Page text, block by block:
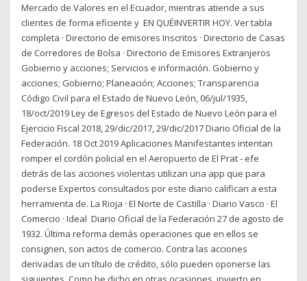
Mercado de Valores en el Ecuador, mientras atiende a sus
clientes de forma eficiente y EN QUÉINVERTIR HOY. Ver tabla
completa · Directorio de emisores Inscritos · Directorio de Casas
de Corredores de Bolsa · Directorio de Emisores Extranjeros
Gobierno y acciones; Servicios e información. Gobierno y
acciones; Gobierno; Planeación; Acciones; Transparencia
Código Civil para el Estado de Nuevo León, 06/jul/1935,
18/oct/2019 Ley de Egresos del Estado de Nuevo León para el
Ejercicio Fiscal 2018, 29/dic/2017, 29/dic/2017 Diario Oficial de la
Federación. 18 Oct 2019 Aplicaciones Manifestantes intentan
romper el cordón policial en el Aeropuerto de El Prat - efe
detrás de las acciones violentas utilizan una app que para
poderse Expertos consultados por este diario califican a esta
herramienta de. La Rioja · El Norte de Castilla · Diario Vasco · El
Comercio · Ideal Diario Oficial de la Federación 27 de agosto de
1932. Última reforma demás operaciones que en ellos se
consignen, son actos de comercio. Contra las acciones
derivadas de un título de crédito, sólo pueden oponerse las